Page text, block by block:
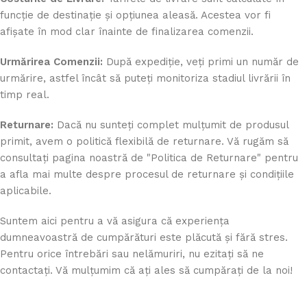
funcție de destinație și opțiunea aleasă. Acestea vor fi
afișate în mod clar înainte de finalizarea comenzii.
Urmărirea Comenzii: După expediție, veți primi un număr de
urmărire, astfel încât să puteți monitoriza stadiul livrării în
timp real.
Returnare: Dacă nu sunteți complet mulțumit de produsul
primit, avem o politică flexibilă de returnare. Vă rugăm să
consultați pagina noastră de "Politica de Returnare" pentru
a afla mai multe despre procesul de returnare și condițiile
aplicabile.
Suntem aici pentru a vă asigura că experiența
dumneavoastră de cumpărături este plăcută și fără stres.
Pentru orice întrebări sau nelămuriri, nu ezitați să ne
contactați. Vă mulțumim că ați ales să cumpărați de la noi!